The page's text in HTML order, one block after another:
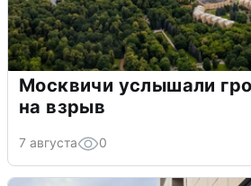
Москвичи услышали
на взрыв
7 августа 0